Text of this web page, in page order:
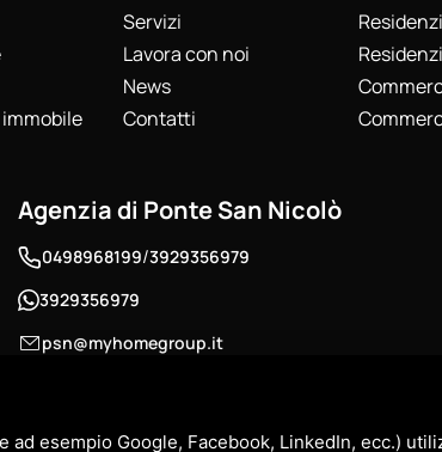
ad esempio Google, Facebook, LinkedIn, ecc.)
Servizi
Lavora con noi
News
Contatti
Agenzia di Ponte San Nicolò
0498968199/3929356979
3929356979
psn@myhomegroup.it